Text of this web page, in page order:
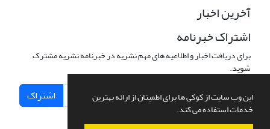
این وب سایت از کوکی ها برای اطمینان از ارائه بهترین
خدمات استفاده می کند.
آخرین اخبار
اشتراک خبرنامه
برای دریافت اخبار و اطلاعیه های مهم نشریه در خبرنامه نشریه مشترک
شوید.
اشتراک